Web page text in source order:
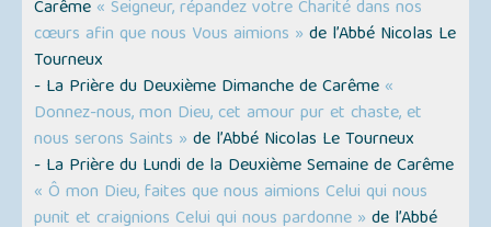
Carême « Seigneur, répandez votre Charité dans nos
cœurs afin que nous Vous aimions » de l’Abbé Nicolas Le
Tourneux
- La Prière du Deuxième Dimanche de Carême «
Donnez-nous, mon Dieu, cet amour pur et chaste, et
nous serons Saints » de l’Abbé Nicolas Le Tourneux
- La Prière du Lundi de la Deuxième Semaine de Carême
« Ô mon Dieu, faites que nous aimions Celui qui nous
punit et craignions Celui qui nous pardonne » de l’Abbé